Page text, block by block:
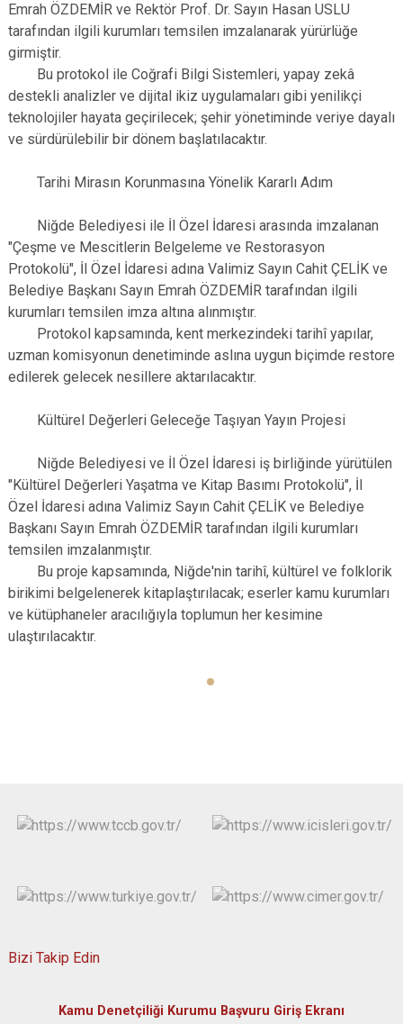
Emrah ÖZDEMİR ve Rektör Prof. Dr. Sayın Hasan USLU
tarafından ilgili kurumları temsilen imzalanarak yürürlüğe
girmiştir.
Bu protokol ile Coğrafi Bilgi Sistemleri, yapay zekâ
destekli analizler ve dijital ikiz uygulamaları gibi yenilikçi
teknolojiler hayata geçirilecek; şehir yönetiminde veriye dayalı
ve sürdürülebilir bir dönem başlatılacaktır.
Tarihi Mirasın Korunmasına Yönelik Kararlı Adım
Niğde Belediyesi ile İl Özel İdaresi arasında imzalanan
"Çeşme ve Mescitlerin Belgeleme ve Restorasyon
Protokolü", İl Özel İdaresi adına Valimiz Sayın Cahit ÇELİK ve
Belediye Başkanı Sayın Emrah ÖZDEMİR tarafından ilgili
kurumları temsilen imza altına alınmıştır.
Protokol kapsamında, kent merkezindeki tarihî yapılar,
uzman komisyonun denetiminde aslına uygun biçimde restore
edilerek gelecek nesillere aktarılacaktır.
Kültürel Değerleri Geleceğe Taşıyan Yayın Projesi
Niğde Belediyesi ve İl Özel İdaresi iş birliğinde yürütülen
"Kültürel Değerleri Yaşatma ve Kitap Basımı Protokolü", İl
Özel İdaresi adına Valimiz Sayın Cahit ÇELİK ve Belediye
Başkanı Sayın Emrah ÖZDEMİR tarafından ilgili kurumları
temsilen imzalanmıştır.
Bu proje kapsamında, Niğde'nin tarihî, kültürel ve folklorik
birikimi belgelenerek kitaplaştırılacak; eserler kamu kurumları
ve kütüphaneler aracılığıyla toplumun her kesimine
ulaştırılacaktır.
Bizi Takip Edin
Kamu Denetçiliği Kurumu Başvuru Giriş Ekranı